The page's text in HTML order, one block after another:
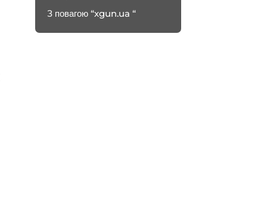
З повагою “xgun.ua “